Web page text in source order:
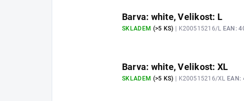
Barva: white, Velikost: L
SKLADEM (>5 KS) | K200515216/L EAN:
Barva: white, Velikost: XL
SKLADEM (>5 KS) | K200515216/XL EAN: